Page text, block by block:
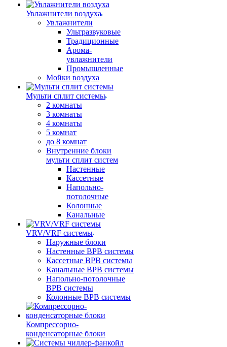
Увлажнители воздуха
Увлажнители
Ультразвуковые
Традиционные
Арома-
увлажнители
Промышленные
Мойки воздуха
Мульти сплит системы
2 комнаты
3 комнаты
4 комнаты
5 комнат
до 8 комнат
Внутренние блоки
мульти сплит систем
Настенные
Кассетные
Напольно-
потолочные
Колонные
Канальные
VRV/VRF системы
Наружные блоки
Настенные ВРВ системы
Кассетные ВРВ системы
Канальные ВРВ системы
Напольно-потолочные
ВРВ системы
Колонные ВРВ системы
Компрессорно-
конденсаторные блоки